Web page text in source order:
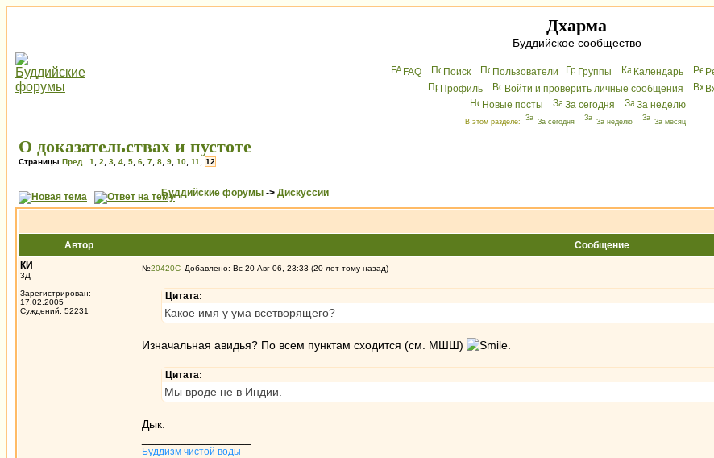
Дхарма
Буддийское сообщество
FAQ Поиск Пользователи Группы Календарь
Профиль
Войти и проверить личные сообщения
Новые посты
За сегодня За неделю
В этом разделе: За сегодня За неделю За месяц
О доказательствах и пустоте
Страницы Пред. 1 2 3 4 5 6 7 8 9 10 11 12
Буддийские форумы -> Дискуссии
Автор
Сообщение
КИ
3Д
Зарегистрирован:
17.02.2005
Суждений: 52231
№20420 Добавлено: Вс 20 Авг 06, 23:33 (20 лет тому назад)
Цитата:
Какое имя у ума всетворящего?
Изначальная авидья? По всем пунктам сходится (см. МШШ)
Цитата:
Мы вроде не в Индии.
Дык.
Буддизм чистой воды